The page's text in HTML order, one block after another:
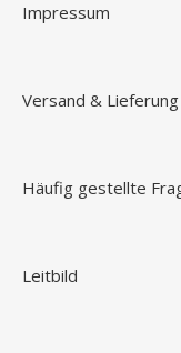
Impressum
Versand & Lieferung
Häufig gestellte
Leitbild